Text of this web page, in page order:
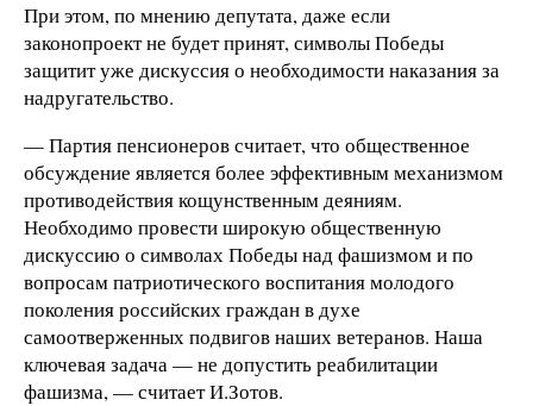
При этом, по мнению депутата, даже если
законопроект не будет принят, символы Победы
защитит уже дискуссия о необходимости наказания за
надругательство.
— Партия пенсионеров считает, что общественное
обсуждение является более эффективным механизмом
противодействия кощунственным деяниям.
Необходимо провести широкую общественную
дискуссию о символах Победы над фашизмом и по
вопросам патриотического воспитания молодого
поколения российских граждан в духе
самоотверженных подвигов наших ветеранов. Наша
ключевая задача — не допустить реабилитации
фашизма, — считает И.Зотов.